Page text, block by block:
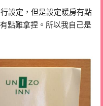
設定，但是設定暖房有點
點難拿捏。所以我自己是